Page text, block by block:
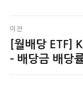
글
탐
이전
이
전
[월배당 ETF]
– 배당금 배당